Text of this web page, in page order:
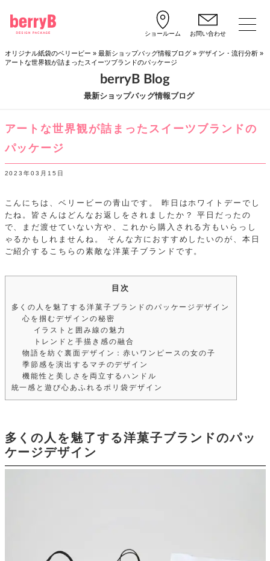
ショールーム お問い合わせ
オリジナル紙袋のベリービー » 最新ショップバッグ情報ブログ» デザイン・流行分析»
アートな世界観が詰まったスイーツブランドのパッケージ
最新ショップバッグ情報ブログ
berryB Blog
アートな世界観が詰まったスイーツブランドの
パッケージ
2023年03月15日
こんにちは、ベリービーの青山です。
昨日はホワイトデーでし
たね。皆さんはどんなお返しをされましたか？
平日だったの
で、まだ渡せていない方や、これから購入される方もいらっし
ゃるかもしれませんね。
そんな方におすすめしたいのが、本日
ご紹介するこちらの素敵な洋菓子ブランドです。
目次
多くの人を魅了する洋菓子ブランドのパッケージデザイン
心を掴むデザインの秘密
イラストと囲み線の魅力
トレンドと手描き感の融合
物語を紡ぐ裏面デザイン：赤いワンピースの女の子
季節感を演出するマチのデザイン
機能性と美しさを両立するハンドル
統一感と遊び心あふれるポリ袋デザイン
多くの人を魅了する洋菓子ブランドのパッ
ケージデザイン